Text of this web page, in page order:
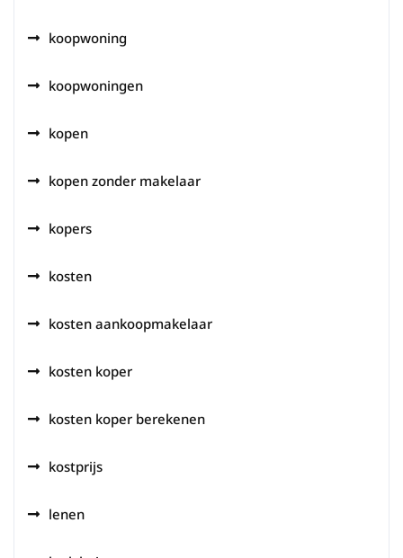
koopwoning
koopwoningen
kopen
kopen zonder makelaar
kopers
kosten
kosten aankoopmakelaar
kosten koper
kosten koper berekenen
kostprijs
lenen